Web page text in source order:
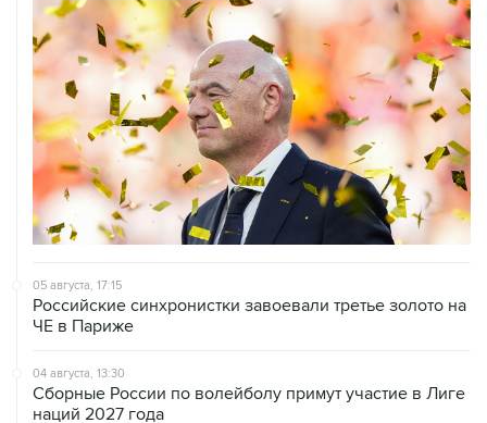
05 августа, 17:15
Российские синхронистки завоевали третье золото на
ЧЕ в Париже
04 августа, 13:30
Сборные России по волейболу примут участие в Лиге
наций 2027 года